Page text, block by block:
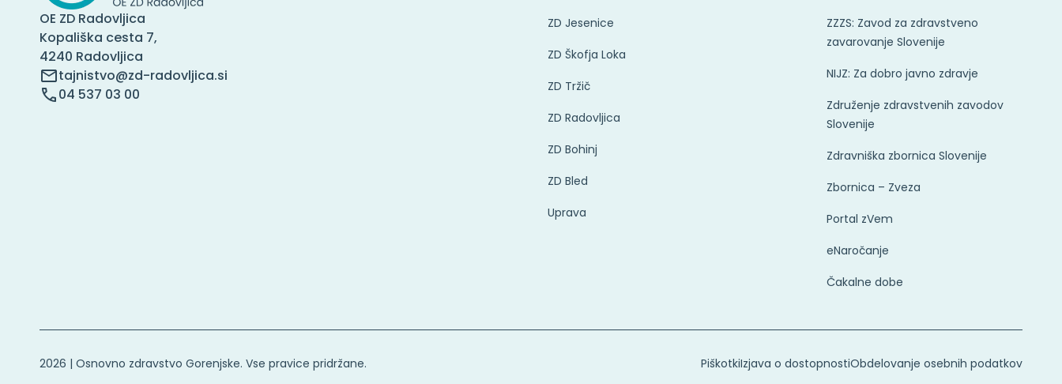
OE ZD Radovljica
Kopališka cesta 7,
4240 Radovljica
tajnistvo@zd-radovljica.si
04 537 03 00
ZD Jesenice
ZD Škofja Loka
ZD Tržič
ZD Radovljica
ZD Bohinj
ZD Bled
Uprava
ZZZS: Zavod za zdravstveno
zavarovanje Slovenije
NIJZ: Za dobro javno zdravje
Združenje zdravstvenih zavodov
Slovenije
Zdravniška zbornica Slovenije
Zbornica – Zveza
Portal zVem
eNaročanje
Čakalne dobe
2026 | Osnovno zdravstvo Gorenjske. Vse pravice pridržane. PiškotkiIzjava o dostopnostiObdelovanje osebnih podatkov